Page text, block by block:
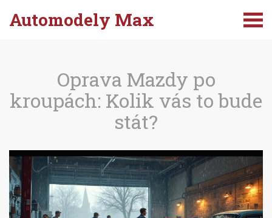
Automodely Max
Oprava Mazdy po
kroupách: Kolik vás to bude
stát?